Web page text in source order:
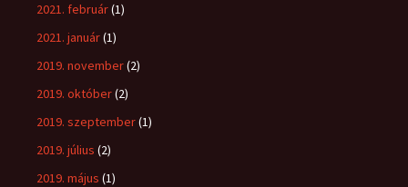
2021. február(1)
2021. január(1)
2019. november(2)
2019. október(2)
2019. szeptember(1)
2019. július (2)
2019. május (1)